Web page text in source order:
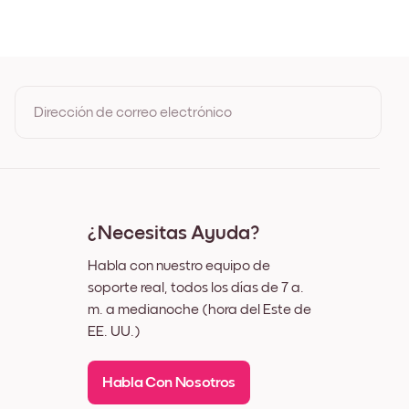
Dirección de correo electrónico
¿Necesitas Ayuda?
Habla con nuestro equipo de
soporte real, todos los días de 7 a.
m. a medianoche (hora del Este de
EE. UU.)
Habla Con Nosotros